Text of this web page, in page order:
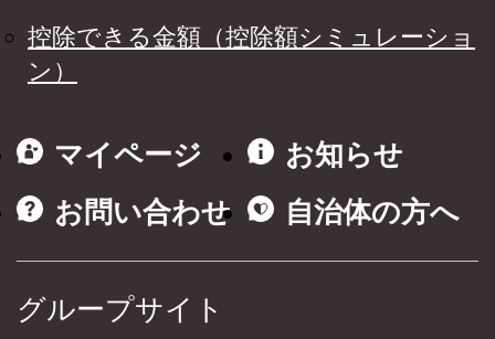
控除できる金額（控除額シミュレーショ
ン）
マイページ
お知らせ
お問い合わせ
自治体の方へ
グループサイト